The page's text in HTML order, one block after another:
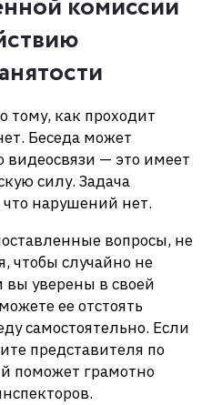
тому, как проходит
Беседа может
видеосвязи — это имеет
силу. Задача
нарушений нет.
вопросы, не
чтобы случайно не
вы уверены в своей
ее отстоять
самостоятельно. Если
представителя по
поможет грамотно